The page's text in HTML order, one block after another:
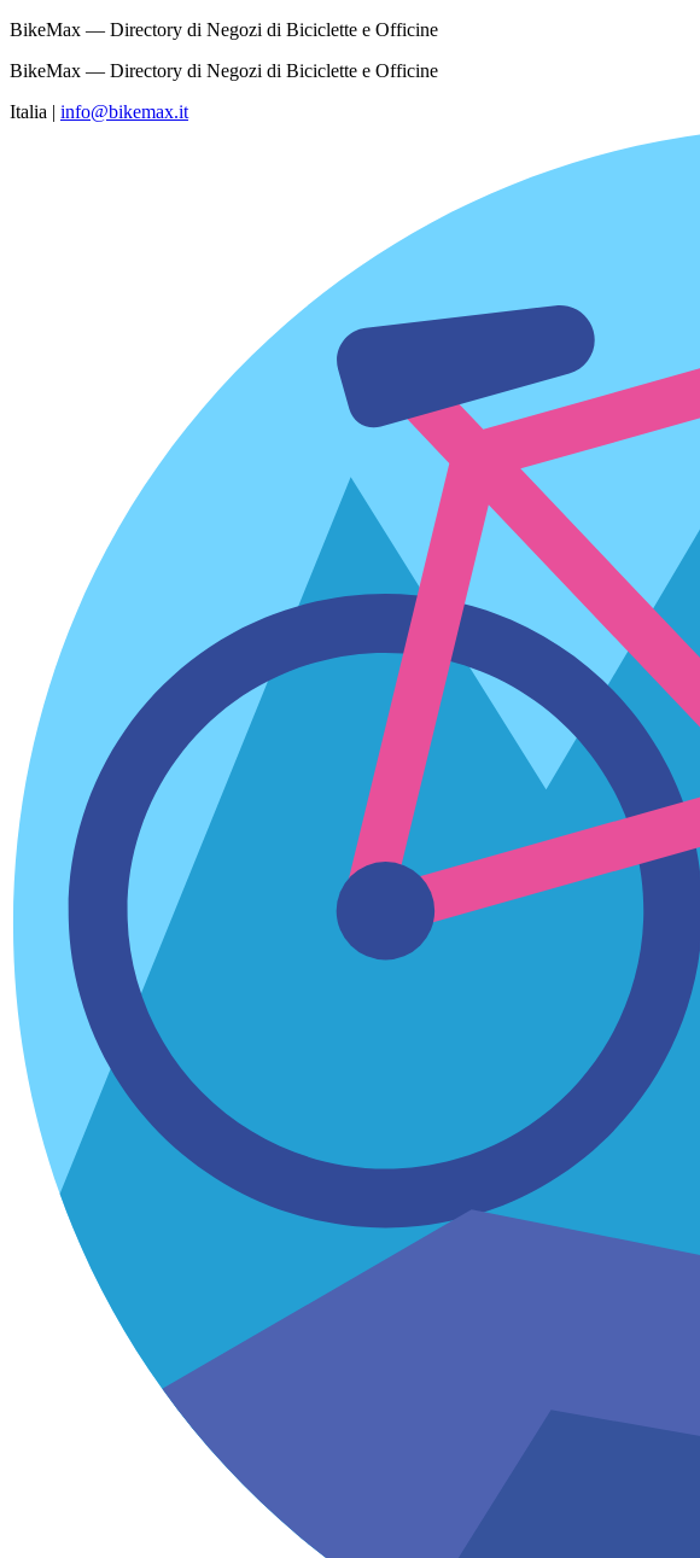
BikeMax — Directory di Negozi di Biciclette e Officine
BikeMax — Directory di Negozi di Biciclette e Officine
Italia | info@bikemax.it